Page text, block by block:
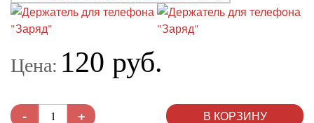
Цена: 120 руб.
- + В КОРЗИНУ